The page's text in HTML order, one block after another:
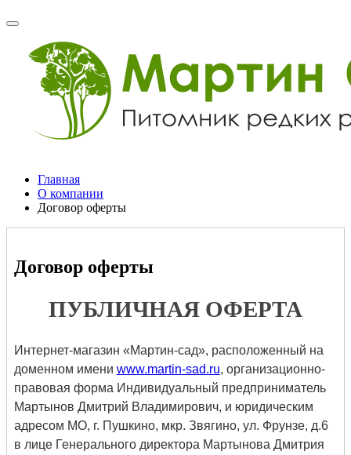
Главная
О компании
Договор оферты
Договор оферты
ПУБЛИЧНАЯ ОФЕРТА
Интернет-магазин «Мартин-сад», расположенный на
доменном имени www.martin-sad.ru, организационно-
правовая форма Индивидуальный предприниматель
Мартынов Дмитрий Владимирович, и юридическим
адресом МО, г. Пушкино, мкр. Звягино, ул. Фрунзе, д.6
в лице Генерального директора Мартынова Дмитрия